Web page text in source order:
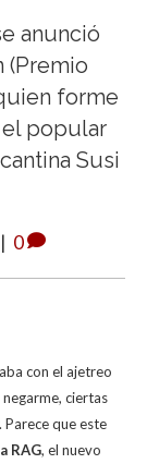
anunció
(Premio
forme
popular
Susi
| 0
con el ajetreo
ciertas
Parece que este
RAG, el nuevo